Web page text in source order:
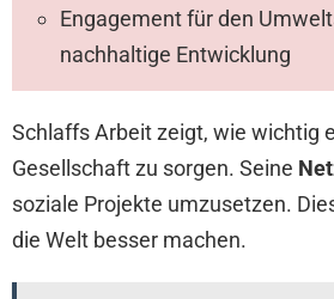
Engagement für den
nachhaltige Entwicklung
Schlaffs Arbeit zeigt, wie wichtig
Gesellschaft zu sorgen. Seine
soziale Projekte umzusetzen.
die Welt besser machen.